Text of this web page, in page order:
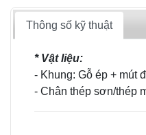
Thông số kỹ thuật
* Vật liệu:
- Khung: Gỗ ép + mút
- Chân thép sơn/thép